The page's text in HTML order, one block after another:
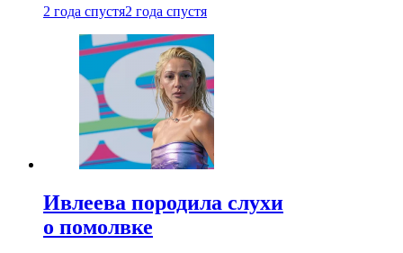
2 года спустя2 года спустя
Ивлеева породила слухи
о помолвке